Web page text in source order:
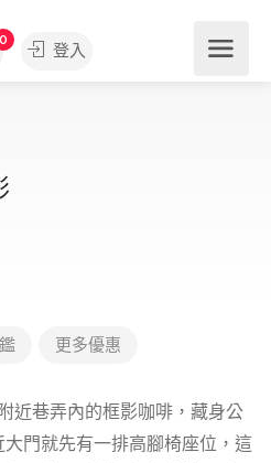
0
登入
更多優惠
近巷弄內的框影咖啡，藏身公
門就先有一排高腳椅座位，這